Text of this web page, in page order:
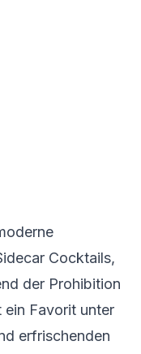
Cocktails,
der Prohibition
ein Favorit unter
erfrischenden